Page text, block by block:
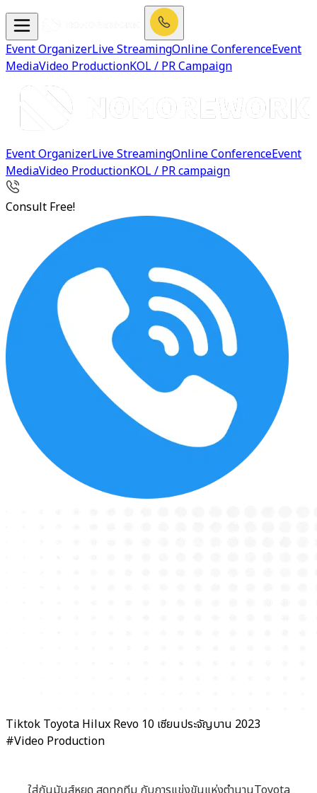
Event OrganizerLive StreamingOnline ConferenceEvent
MediaVideo ProductionKOL / PR Campaign
Event OrganizerLive StreamingOnline ConferenceEvent
MediaVideo ProductionKOL / PR campaign
Consult Free!
Tiktok Toyota Hilux Revo 10 เซียนประจัญบาน 2023
#Video Production